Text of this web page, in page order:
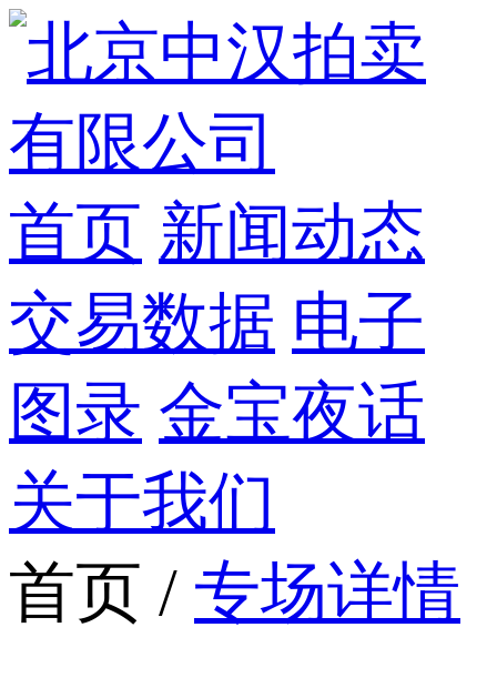
首页 新闻动态
交易数据 电子
图录 金宝夜话
关于我们
首页 / 专场详情